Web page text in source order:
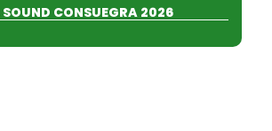
CONSUEGRA 2026